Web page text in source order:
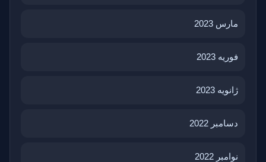
مارس 2023
فوریه 2023
ژانویه 2023
دسامبر 2022
نوامبر 2022